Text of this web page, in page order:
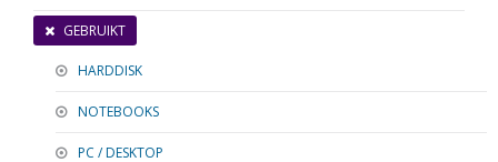
GEBRUIKT
HARDDISK
NOTEBOOKS
PC / DESKTOP